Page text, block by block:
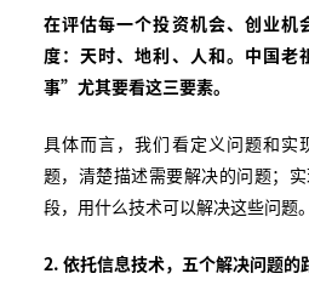
在评估每一个投资机会、创业机
度：天时、地利、人和。中国
事”尤其要看这三要素。
具体而言，我们看定义问题和实
题，清楚描述需要解决的问题；
段，用什么技术可以解决这些问题。
2. 依托信息技术，五个解决问题的